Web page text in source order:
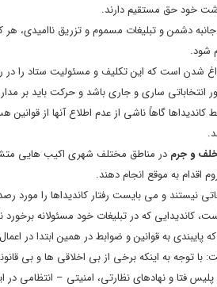
خود حق مستقیم دارند.
جانبه دشمن و تبلیغات مسموم و تزریق
شود.
شدن است که این تکلیف و مسئولیت ستاد را
انتخاباتی ساری و جاری باشد و حرکت باید بر
کاندیداها گاهاً ناشی از عدم اطلاع آنها از
و جرم در مناطق مختلف شهری اکیب هایی
اقدام به موقع انجام دهند.
نیستند و می بایست رفتار کاندیداها را مورد
کاندیدایی که در تبلیغات خود مسئولانه برخورد
پایبندی به قوانین و ضوابط در همین ابتدا در
با توجه به اینکه برخی از بی اخلاقی ها و بی
فتا و نهادهای نظارتی، امنیتی – انتظامی